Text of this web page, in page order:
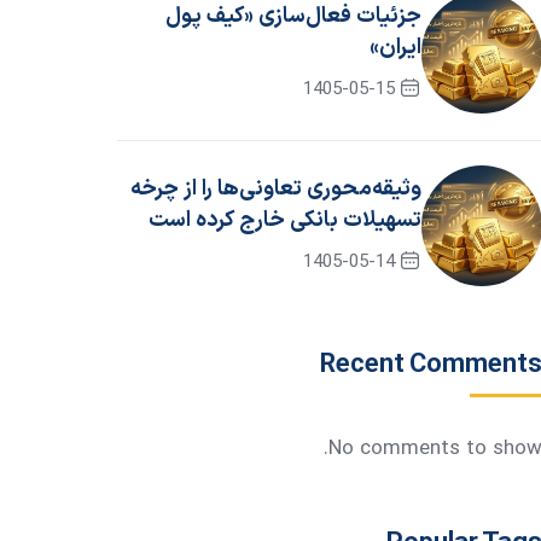
جزئیات فعال‌سازی «کیف پول
ایران»
1405-05-15
وثیقه‌محوری تعاونی‌ها را از چرخه
تسهیلات بانکی خارج کرده است
1405-05-14
Recent Comments
No comments to show.